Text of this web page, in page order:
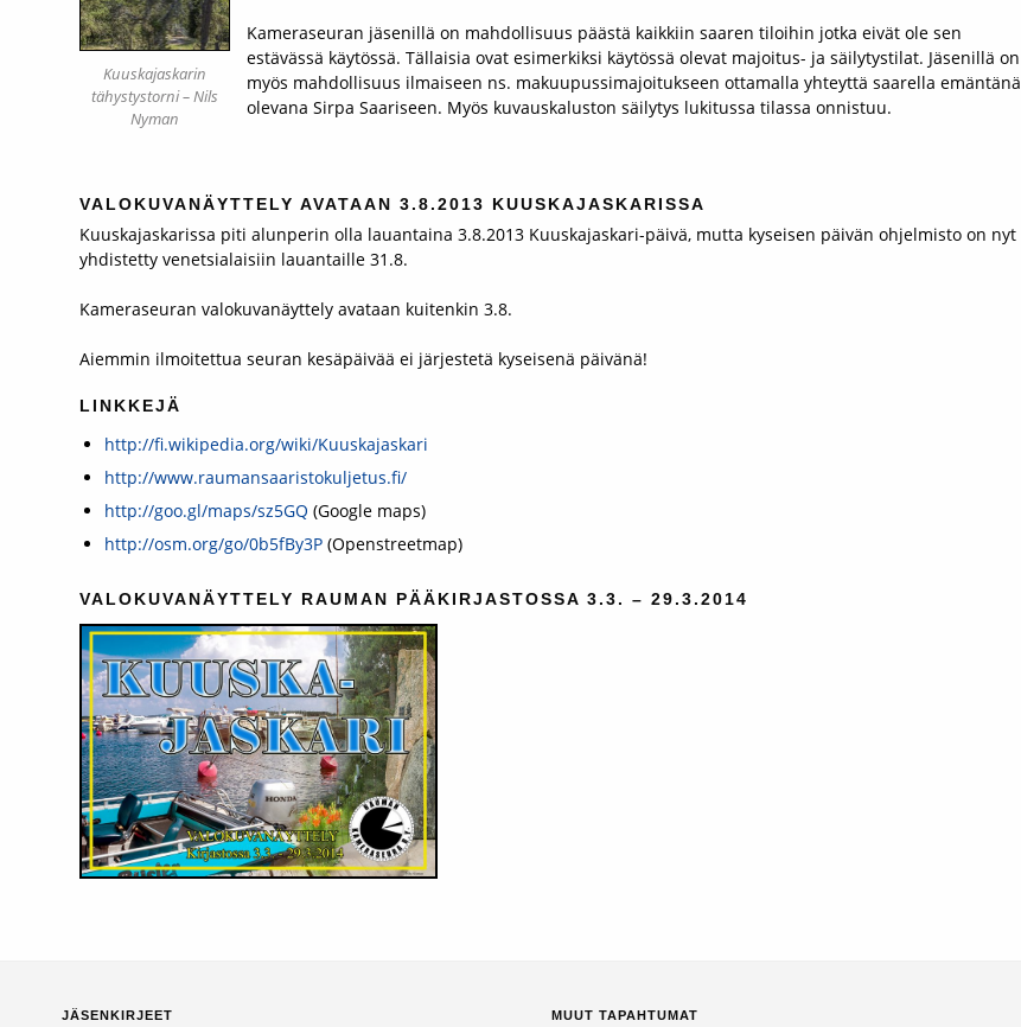
Kuuskajaskarin
tähystystorni – Nils
Nyman
Kameraseuran jäsenillä on mahdollisuus päästä kaikkiin saaren tiloihin jotka eivät ole sen
estävässä käytössä. Tällaisia ovat esimerkiksi käytössä olevat majoitus- ja säilytystilat. Jäsenillä on
myös mahdollisuus ilmaiseen ns. makuupussimajoitukseen ottamalla yhteyttä saarella emäntänä
olevana Sirpa Saariseen. Myös kuvauskaluston säilytys lukitussa tilassa onnistuu.
VALOKUVANÄYTTELY AVATAAN 3.8.2013 KUUSKAJASKARISSA
Kuuskajaskarissa piti alunperin olla lauantaina 3.8.2013 Kuuskajaskari-päivä, mutta kyseisen päivän ohjelmisto on nyt
yhdistetty venetsialaisiin lauantaille 31.8.
Kameraseuran valokuvanäyttely avataan kuitenkin 3.8.
Aiemmin ilmoitettua seuran kesäpäivää ei järjestetä kyseisenä päivänä!
LINKKEJÄ
http://fi.wikipedia.org/wiki/Kuuskajaskari
http://www.raumansaaristokuljetus.fi/
http://goo.gl/maps/sz5GQ (Google maps)
http://osm.org/go/0b5fBy3P (Openstreetmap)
VALOKUVANÄYTTELY RAUMAN PÄÄKIRJASTOSSA 3.3. – 29.3.2014
JÄSENKIRJEET MUUT TAPAHTUMAT